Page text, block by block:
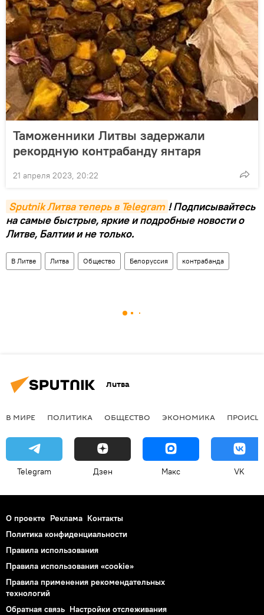
Таможенники Литвы задержали
рекордную контрабанду янтаря
21 апреля 2023, 20:22
Sputnik Литва теперь в Telegram ! Подписывайтесь
на самые быстрые, яркие и подробные новости о
Литве, Балтии и не только.
В Литве Литва Общество Белоруссия контрабанда
Литва
В МИРЕ ПОЛИТИКА ОБЩЕСТВО ЭКОНОМИКА
Telegram Дзен Макс VK
О проекте Реклама Контакты
Политика конфиденциальности
Правила использования
Правила использования «cookie»
Правила применения рекомендательных
технологий
Обратная связь Настройки отслеживания